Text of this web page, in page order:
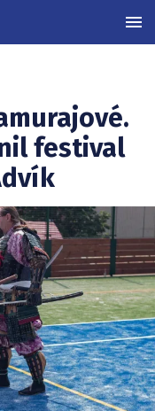
festival